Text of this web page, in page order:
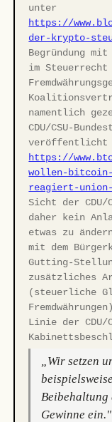
unter
https://
der-krypto-
Begründung
im
namentlich
CDU/CSU-
veröffentlicht
https://
wollen-
reagiert-union-
Sicht der CDU/
daher kein
etwas zu
mit dem
Gutting-
zusätzliches
(steuerliche
Linie der CDU/
„Wir setzen
Gewinne ein."